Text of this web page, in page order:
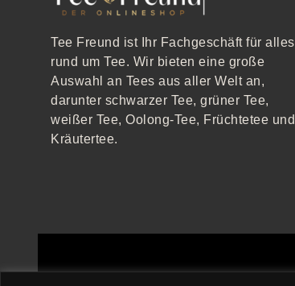
Tee Freund ist Ihr Fachgeschäft für alles
rund um Tee. Wir bieten eine große
Auswahl an Tees aus aller Welt an,
darunter schwarzer Tee, grüner Tee,
weißer Tee, Oolong-Tee, Früchtetee und
Kräutertee.